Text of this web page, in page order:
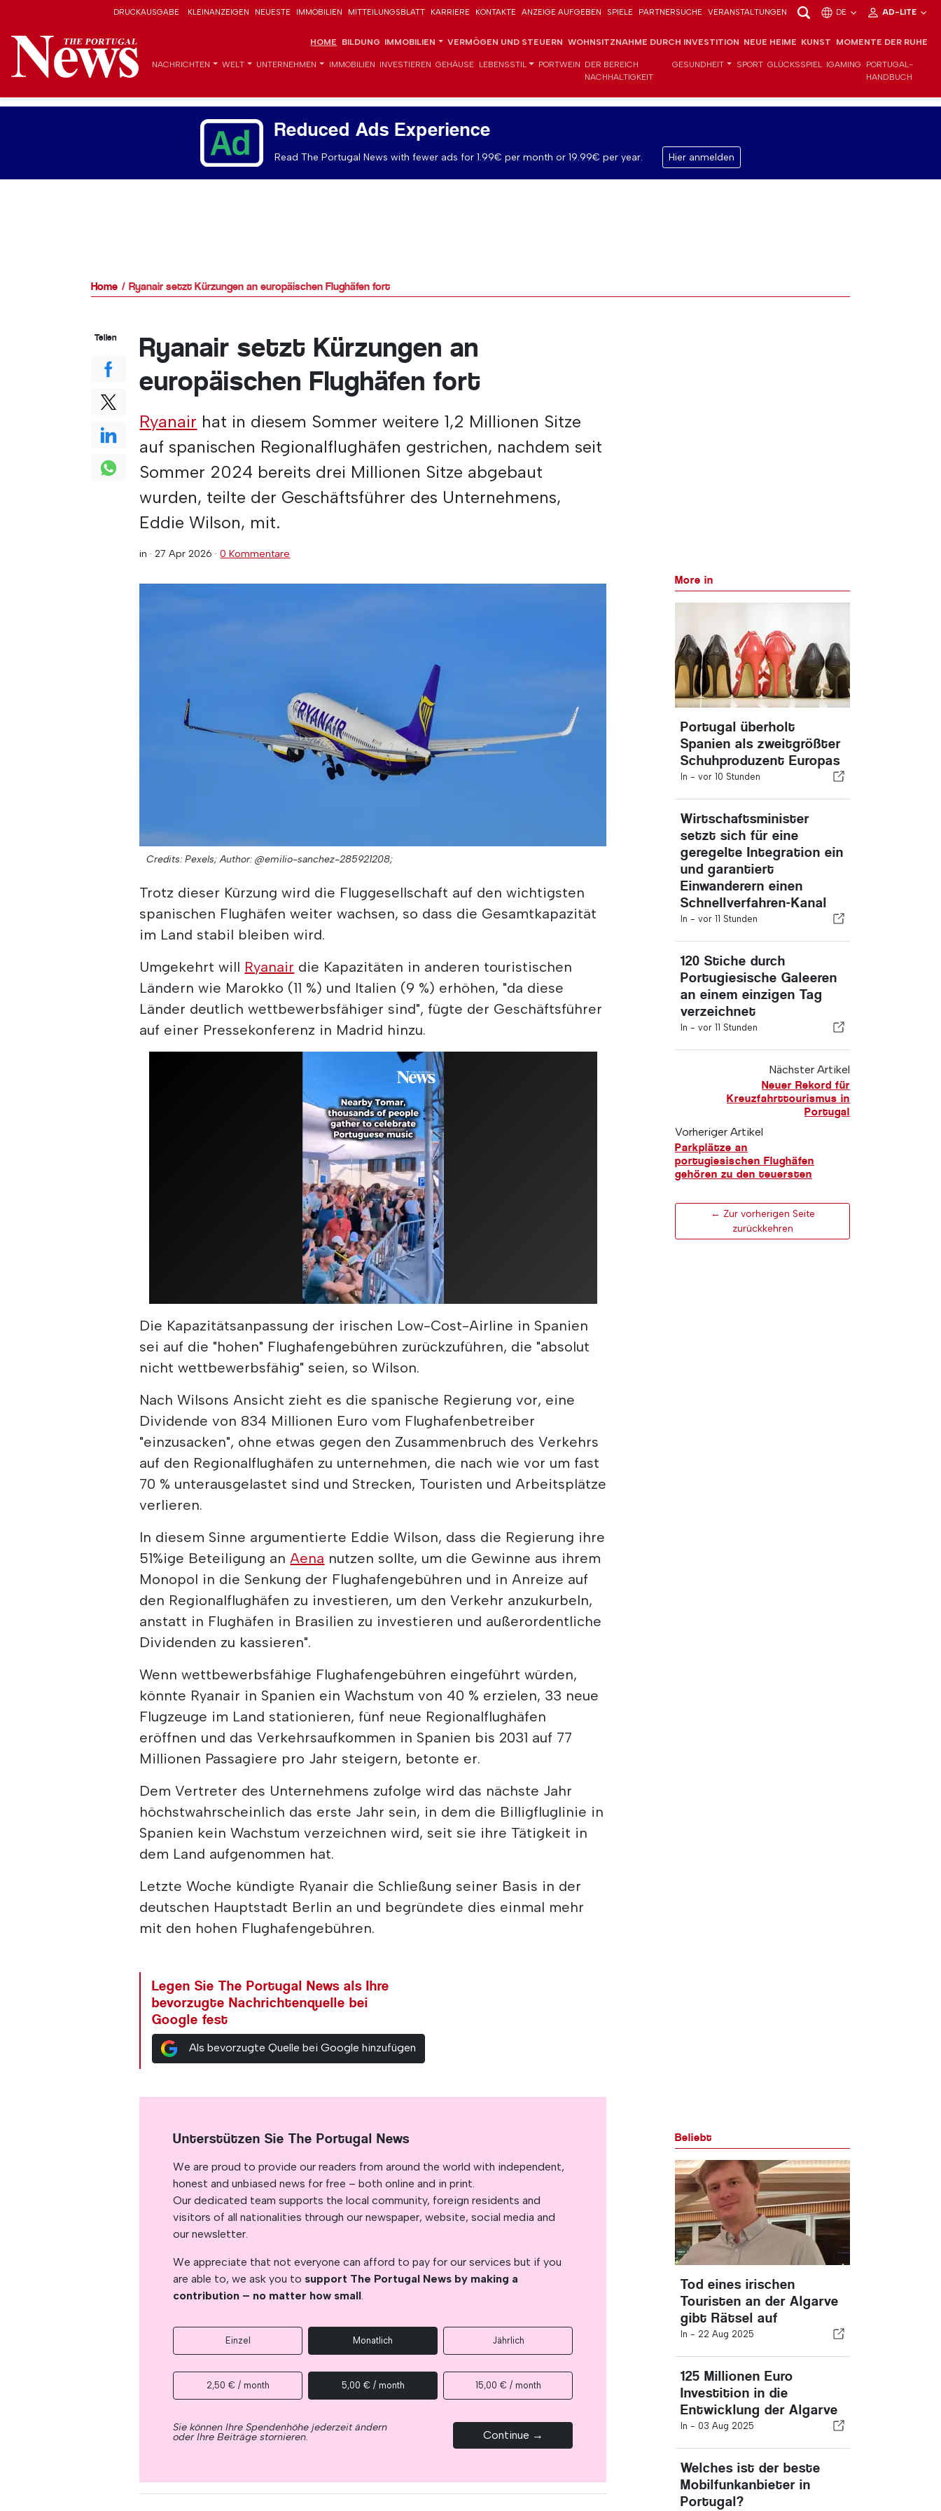
DRUCKAUSGABE KLEINANZEIGEN NEUESTE IMMOBILIEN MITTEILUNGSBLATT KARRIERE KONTAKTE ANZEIGE AUFGEBEN SPIELE PARTNERSUCHE VERANSTALTUNGEN DE AD-LITE
HOME BILDUNG IMMOBILIEN VERMÖGEN UND STEUERN WOHNSITZNAHME DURCH INVESTITION NEUE HEIME KUNST MOMENTE DER RUHE
NACHRICHTEN WELT UNTERNEHMEN IMMOBILIEN INVESTIEREN GEHÄUSE LEBENSSTIL PORTWEIN DER BEREICH
NACHHALTIGKEIT
GESUNDHEIT SPORT GLÜCKSSPIEL IGAMING
PORTUGAL-
HANDBUCH
Reduced Ads Experience
Read The Portugal News with fewer ads for 1.99€ per month or 19.99€ per year. Hier anmelden
Home Ryanair setzt Kürzungen an europäischen Flughäfen fort
Ryanair setzt Kürzungen an
europäischen Flughäfen fort
Ryanair hat in diesem Sommer weitere 1,2 Millionen Sitze
auf spanischen Regionalflughäfen gestrichen, nachdem seit
Sommer 2024 bereits drei Millionen Sitze abgebaut
wurden, teilte der Geschäftsführer des Unternehmens,
Eddie Wilson, mit.
in ·27 Apr 2026 ·0 Kommentare
Credits: Pexels; Author: @emilio-sanchez-285921208;
Trotz dieser Kürzung wird die Fluggesellschaft auf den wichtigsten
spanischen Flughäfen weiter wachsen, so dass die Gesamtkapazität
im Land stabil bleiben wird.
Umgekehrt will Ryanair die Kapazitäten in anderen touristischen
Ländern wie Marokko (11 %) und Italien (9 %) erhöhen, "da diese
Länder deutlich wettbewerbsfähiger sind", fügte der Geschäftsführer
auf einer Pressekonferenz in Madrid hinzu.
Die Kapazitätsanpassung der irischen Low-Cost-Airline in Spanien
sei auf die "hohen" Flughafengebühren zurückzuführen, die "absolut
nicht wettbewerbsfähig" seien, so Wilson.
Nach Wilsons Ansicht zieht es die spanische Regierung vor, eine
Dividende von 834 Millionen Euro vom Flughafenbetreiber
"einzusacken", ohne etwas gegen den Zusammenbruch des Verkehrs
auf den Regionalflughäfen zu unternehmen, die nach wie vor um fast
70 % unterausgelastet sind und Strecken, Touristen und Arbeitsplätze
verlieren.
In diesem Sinne argumentierte Eddie Wilson, dass die Regierung ihre
51%ige Beteiligung anAena nutzen sollte, um die Gewinne aus ihrem
Monopol in die Senkung der Flughafengebühren und in Anreize auf
den Regionalflughäfen zu investieren, um den Verkehr anzukurbeln,
anstatt in Flughäfen in Brasilien zu investieren und außerordentliche
Dividenden zu kassieren".
Wenn wettbewerbsfähige Flughafengebühren eingeführt würden,
könnte Ryanair in Spanien ein Wachstum von 40 % erzielen, 33 neue
Flugzeuge im Land stationieren, fünf neue Regionalflughäfen
eröffnen und das Verkehrsaufkommen in Spanien bis 2031 auf 77
Millionen Passagiere pro Jahr steigern, betonte er.
Dem Vertreter des Unternehmens zufolge wird das nächste Jahr
höchstwahrscheinlich das erste Jahr sein, in dem die Billigfluglinie in
Spanien kein Wachstum verzeichnen wird, seit sie ihre Tätigkeit in
dem Land aufgenommen hat.
Letzte Woche kündigte Ryanair die Schließung seiner Basis in der
deutschen Hauptstadt Berlin an und begründete dies einmal mehr
mit den hohen Flughafengebühren.
Legen Sie The Portugal News als Ihre
bevorzugte Nachrichtenquelle bei
Google fest
Als bevorzugte Quelle bei Google hinzufügen
Teilen
More in
Portugal überholt
Spanien als zweitgrößter
Schuhproduzent Europas
In - vor 10 Stunden
Wirtschaftsminister
setzt sich für eine
geregelte Integration ein
und garantiert
Einwanderern einen
Schnellverfahren-Kanal
In - vor 11 Stunden
120 Stiche durch
Portugiesische Galeeren
an einem einzigen Tag
verzeichnet
In - vor 11 Stunden
Nächster Artikel
Neuer Rekord für
Kreuzfahrttourismus in
Portugal
Vorheriger Artikel
Parkplätze an
portugiesischen Flughäfen
gehören zu den teuersten
← Zur vorherigen Seite
zurückkehren
Unterstützen Sie The Portugal News
We are proud to provide our readers from around the world with independent,
honest and unbiased news for free – both online and in print.
Our dedicated team supports the local community, foreign residents and
visitors of all nationalities through our newspaper, website, social media and
our newsletter.
We appreciate that not everyone can afford to pay for our services but if you
are able to, we ask you to support The Portugal News by making a
contribution – no matter how small.
Einzel Monatlich Jährlich
2,50 € / month 5,00 € / month 15,00 € / month
Sie können Ihre Spendenhöhe jederzeit ändern
oder Ihre Beiträge stornieren. Continue →
Beliebt
Tod eines irischen
Touristen an der Algarve
gibt Rätsel auf
In - 22 Aug 2025
125 Millionen Euro
Investition in die
Entwicklung der Algarve
In - 03 Aug 2025
Welches ist der beste
Mobilfunkanbieter in
Portugal?